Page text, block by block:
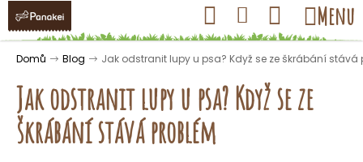
Přejít
obsah
Hledat Přihlášení
Nákupní
košík
Menu
Domů Blog Jak odstranit lupy u psa? Když se ze škrábání stává
Jak odstranit lupy u psa? Když se ze
škrábání stává problém
K
o Zpět
Zpět